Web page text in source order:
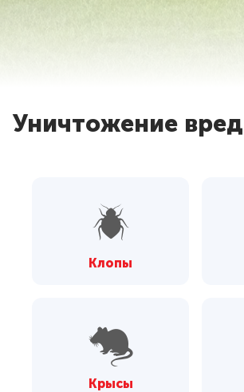
Уничтожение
Клопы
Крысы